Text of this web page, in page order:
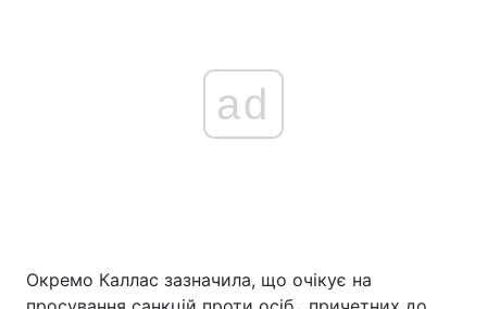
ad
Окремо Каллас зазначила, що очікує на